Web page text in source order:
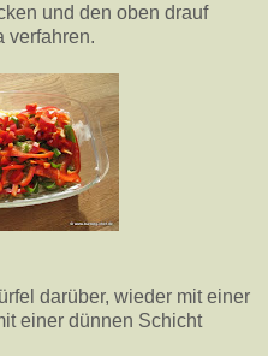
und den oben drauf
verfahren.
darüber, wieder mit einer
einer dünnen Schicht